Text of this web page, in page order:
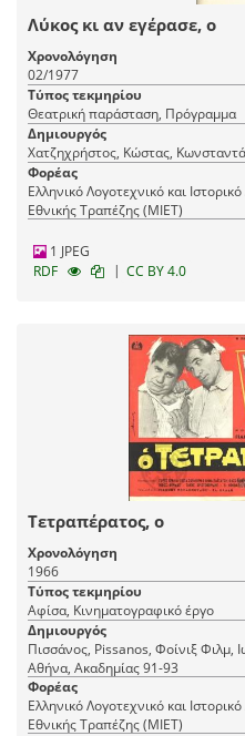
Λύκος κι αν εγέρασε, ο
Χρονολόγηση
02/1977
Τύπος τεκμηρίου
Θεατρική παράσταση, Πρόγραμμα
Δημιουργός
Φορέας
Ελληνικό Λογοτεχνικό και
Εθνικής Τραπέζης (ΜΙΕΤ)
1 JPEG
RDF
| CC BY 4.0
Τετραπέρατος, ο
Χρονολόγηση
1966
Τύπος τεκμηρίου
Αφίσα, Κινηματογραφικό έργο
Δημιουργός
Πισσάνος, Pissanos, Φοίνιξ Φιλμ,
Αθήνα, Ακαδημίας 91-93
Φορέας
Ελληνικό Λογοτεχνικό και
Εθνικής Τραπέζης (ΜΙΕΤ)